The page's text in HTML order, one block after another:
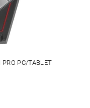
PC/TABLET